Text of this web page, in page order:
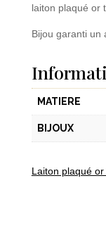
laiton plaqué or
Bijou garanti un
MATIERE
BIJOUX
Laiton plaqué